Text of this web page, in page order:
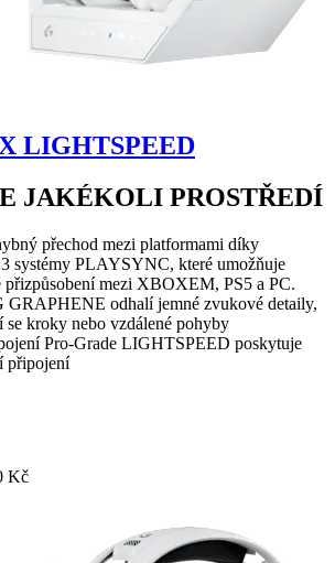
LIGHTSPEED
JAKÉKOLI PROSTŘEDÍ
přechod mezi platformami díky
systémy PLAYSYNC, které umožňuje
přizpůsobení mezi XBOXEM, PS5 a PC.
GRAPHENE odhalí jemné zvukové detaily,
kroky nebo vzdálené pohyby
Pro-Grade LIGHTSPEED poskytuje
připojení
Kč